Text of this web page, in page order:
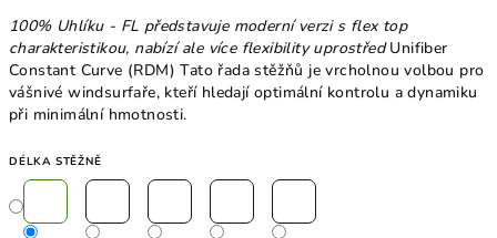
100% Uhlíku - FL představuje moderní verzi s flex top
charakteristikou, nabízí ale více flexibility uprostředUnifiber
Constant Curve (RDM) Tato řada stěžňů je vrcholnou volbou pro
vášnivé windsurfaře, kteří hledají optimální kontrolu a dynamiku
při minimální hmotnosti.
DÉLKA STĚŽNĚ